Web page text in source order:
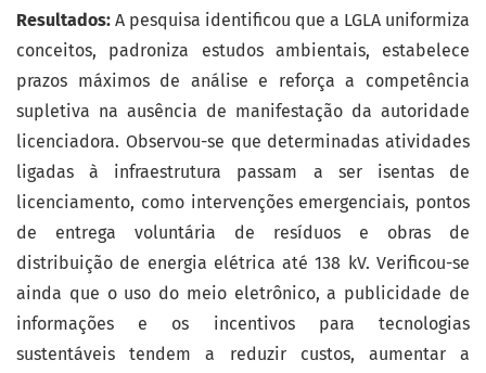
Resultados: A pesquisa identificou que a LGLA uniformiza
conceitos, padroniza estudos ambientais, estabelece
prazos máximos de análise e reforça a competência
supletiva na ausência de manifestação da autoridade
licenciadora. Observou-se que determinadas atividades
ligadas à infraestrutura passam a ser isentas de
licenciamento, como intervenções emergenciais, pontos
de entrega voluntária de resíduos e obras de
distribuição de energia elétrica até 138 kV. Verificou-se
ainda que o uso do meio eletrônico, a publicidade de
informações e os incentivos para tecnologias
sustentáveis tendem a reduzir custos, aumentar a